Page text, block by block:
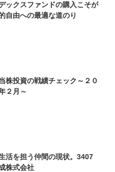
ックスファンドの購入こそが
自由への最適な道のり
株投資の戦績チェック～２０
２月～
活を担う仲間の現状。3407
株式会社